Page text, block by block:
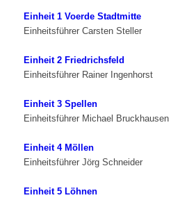
Einheit 1 Voerde Stadtmitte
Einheitsführer Carsten Steller
Einheit 2 Friedrichsfeld
Einheitsführer Rainer Ingenhorst
Einheit 3 Spellen
Einheitsführer Michael Bruckhausen
Einheit 4 Möllen
Einheitsführer Jörg Schneider
Einheit 5 Löhnen